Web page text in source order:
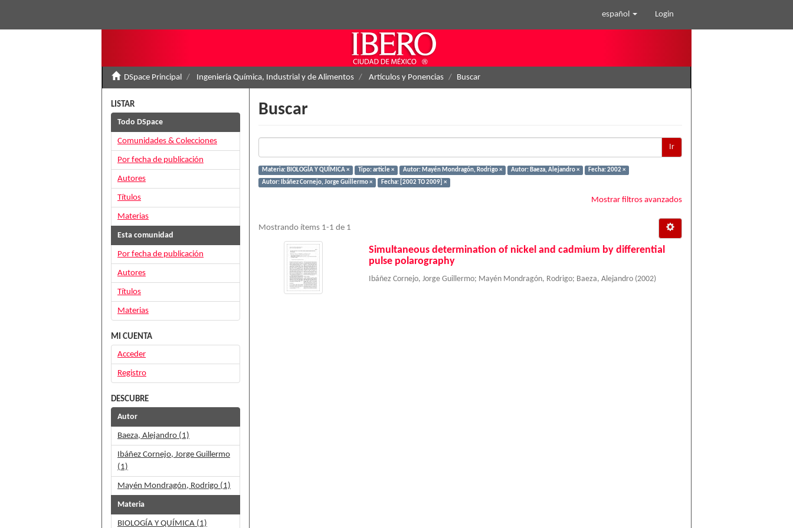
español Login
DSpace Principal Ingeniería Química, Industrial y de Alimentos Artículos y Ponencias Buscar
Buscar
Ir
Materia: BIOLOGÍA Y QUÍMICA × Tipo: article × Autor: Mayén Mondragón, Rodrigo × Autor: Baeza, Alejandro ×
Fecha: 2002 ×
Autor: Ibáñez Cornejo, Jorge Guillermo ×
Fecha: [2002 TO 2009] ×
Mostrar filtros avanzados
Mostrando ítems 1-1 de 1
Simultaneous determination of nickel and cadmium by differential
pulse polarography
Ibáñez Cornejo, Jorge Guillermo; Mayén Mondragón, Rodrigo; Baeza, Alejandro (2002)
LISTAR
Todo DSpace
Comunidades & Colecciones
Por fecha de publicación
Autores
Títulos
Materias
Esta comunidad
Por fecha de publicación
Autores
Títulos
Materias
MI CUENTA
Acceder
Registro
DESCUBRE
Autor
Baeza, Alejandro (1)
Ibáñez Cornejo, Jorge Guillermo
(1)
Mayén Mondragón, Rodrigo (1)
Materia
BIOLOGÍA Y QUÍMICA (1)